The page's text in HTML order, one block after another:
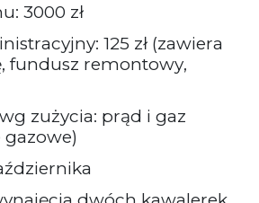
3000 zł
125 zł (zawiera
fundusz remontowy,
zużycia: prąd i gaz